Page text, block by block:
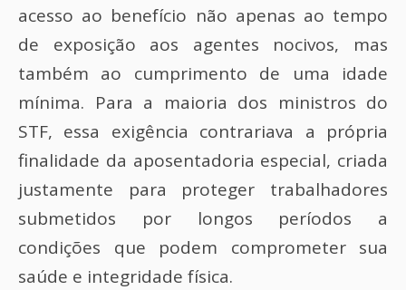
acesso ao benefício não apenas ao tempo
de exposição aos agentes nocivos, mas
também ao cumprimento de uma idade
mínima. Para a maioria dos ministros do
STF, essa exigência contrariava a própria
finalidade da aposentadoria especial, criada
justamente para proteger trabalhadores
submetidos por longos períodos a
condições que podem comprometer sua
saúde e integridade física.